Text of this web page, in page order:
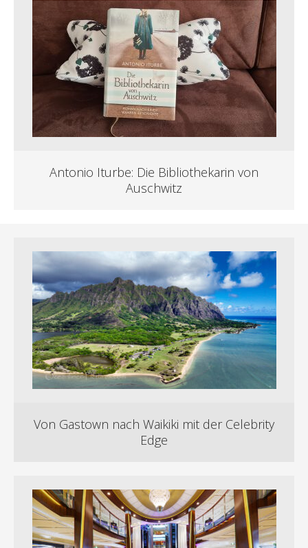
Antonio Iturbe: Die Bibliothekarin von
Auschwitz
Von Gastown nach Waikiki mit der Celebrity
Edge